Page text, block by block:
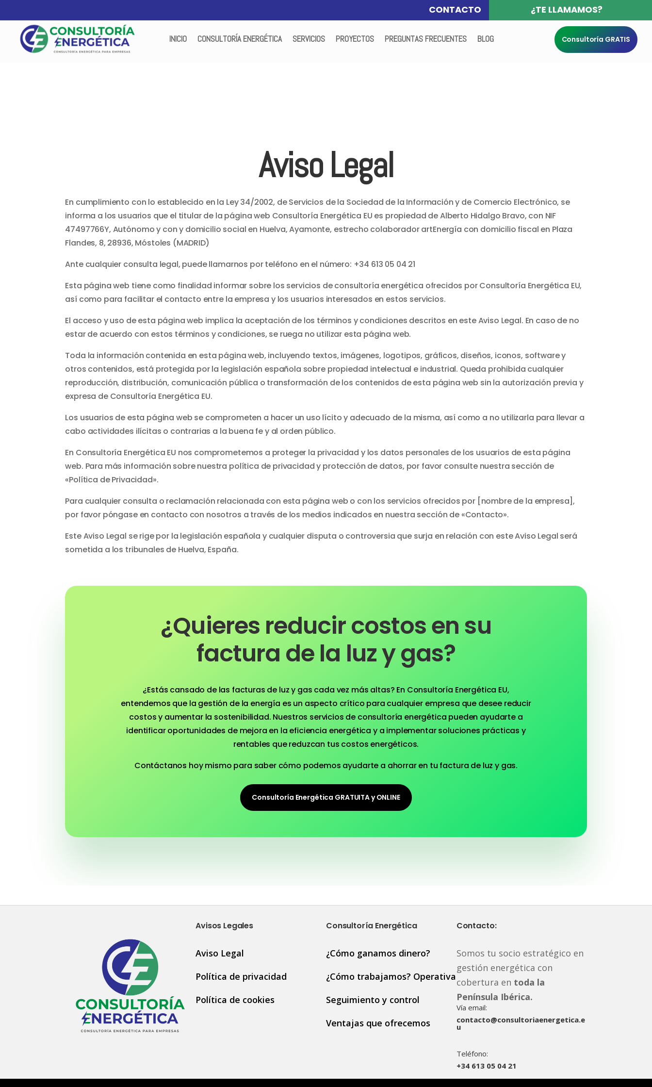
CONTACTO ¿TE LLAMAMOS?
INICIO CONSULTORÍA ENERGÉTICA SERVICIOS PROYECTOS PREGUNTAS FRECUENTES BLOG Consultoría GRATIS
Aviso Legal
En cumplimiento con lo establecido en la Ley 34/2002, de Servicios de la Sociedad de la Información y de Comercio Electrónico, se
informa a los usuarios que el titular de la página web Consultoría Energética EU es propiedad de Alberto Hidalgo Bravo, con NIF
47497766Y, Autónomo y con y domicilio social en Huelva, Ayamonte, estrecho colaborador artEnergía con domicilio fiscal en Plaza
Flandes, 8, 28936, Móstoles (MADRID)
Ante cualquier consulta legal, puede llamarnos por teléfono en el número: +34 613 05 04 21
Esta página web tiene como finalidad informar sobre los servicios de consultoría energética ofrecidos por Consultoría Energética EU,
así como para facilitar el contacto entre la empresa y los usuarios interesados en estos servicios.
El acceso y uso de esta página web implica la aceptación de los términos y condiciones descritos en este Aviso Legal. En caso de no
estar de acuerdo con estos términos y condiciones, se ruega no utilizar esta página web.
Toda la información contenida en esta página web, incluyendo textos, imágenes, logotipos, gráficos, diseños, iconos, software y
otros contenidos, está protegida por la legislación española sobre propiedad intelectual e industrial. Queda prohibida cualquier
reproducción, distribución, comunicación pública o transformación de los contenidos de esta página web sin la autorización previa y
expresa de Consultoría Energética EU.
Los usuarios de esta página web se comprometen a hacer un uso lícito y adecuado de la misma, así como a no utilizarla para llevar a
cabo actividades ilícitas o contrarias a la buena fe y al orden público.
En Consultoría Energética EU nos comprometemos a proteger la privacidad y los datos personales de los usuarios de esta página
web. Para más información sobre nuestra política de privacidad y protección de datos, por favor consulte nuestra sección de
«Política de Privacidad».
Para cualquier consulta o reclamación relacionada con esta página web o con los servicios ofrecidos por [nombre de la empresa],
por favor póngase en contacto con nosotros a través de los medios indicados en nuestra sección de «Contacto».
Este Aviso Legal se rige por la legislación española y cualquier disputa o controversia que surja en relación con este Aviso Legal será
sometida a los tribunales de Huelva, España.
¿Quieres reducir costos en su
factura de la luz y gas?
¿Estás cansado de las facturas de luz y gas cada vez más altas? En Consultoría Energética EU,
entendemos que la gestión de la energía es un aspecto crítico para cualquier empresa que desee reducir
costos y aumentar la sostenibilidad. Nuestros servicios de consultoría energética pueden ayudarte a
identificar oportunidades de mejora en la eficiencia energética y a implementar soluciones prácticas y
rentables que reduzcan tus costos energéticos.
Contáctanos hoy mismo para saber cómo podemos ayudarte a ahorrar en tu factura de luz y gas.
Consultoría Energética GRATUITA y ONLINE
Avisos Legales
Aviso Legal
Política de privacidad
Política de cookies
Consultoría Energética
¿Cómo ganamos dinero?
¿Cómo trabajamos? Operativa
Seguimiento y control
Ventajas que ofrecemos
Contacto:
Somos tu socio estratégico en
gestión energética con
cobertura en toda la
Península Ibérica.
Vía email:
contacto@consultoriaenergetica.e
u
Teléfono:
+34 613 05 04 21